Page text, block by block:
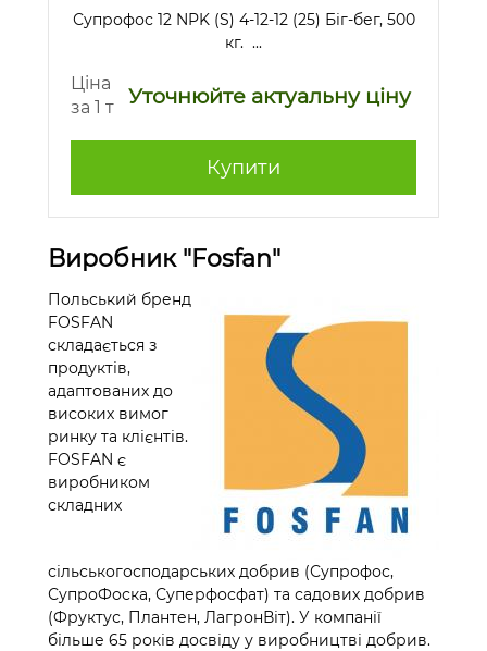
Супрофос 12 NPK (S) 4-12-12 (25) Біг-бег, 500
кг. ...
Ціна
за 1 т
Уточнюйте актуальну ціну
Купити
Виробник "Fosfan"
Польський бренд
FOSFAN
складається з
продуктів,
адаптованих до
високих вимог
ринку та клієнтів.
FOSFAN є
виробником
складних
сільськогосподарських добрив (Супрофос,
СупроФоска, Суперфосфат) та садових добрив
(Фруктус, Плантен, ЛагронВіт). У компанії
більше 65 років досвіду у виробництві добрив.